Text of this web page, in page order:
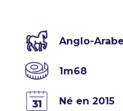
Anglo-
1m68
Né en 2015